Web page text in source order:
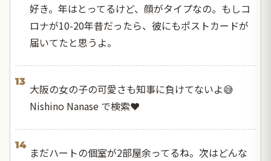
好き。年はとってるけど、顔がタイプなの。もしコ
ロナが10-20年昔だったら、彼にもポストカードが
届いてたと思うよ。
13
大阪の女の子の可愛さも知事に負けてないよ😅
Nishino Nanase で検索❤️
14
まだハートの個室が2部屋余ってるね。次はどんな